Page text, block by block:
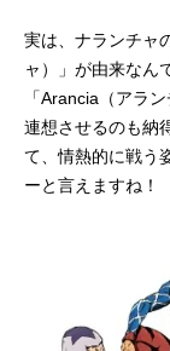
実は、ナランチャ
ャ）」が由来なん
「Arancia（アラ
連想させるのも納
て、情熱的に戦う
ーと言えますね！